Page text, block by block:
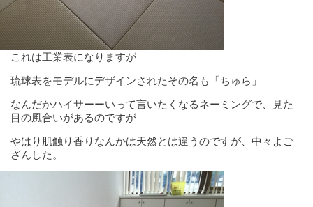
これは工業表になりますが
琉球表をモデルにデザインされたその名も「ちゅら」
なんだかハイサーーいって言いたくなるネーミングで、見た
目の風合いがあるのですが
やはり肌触り香りなんかは天然とは違うのですが、中々よご
ざんした。